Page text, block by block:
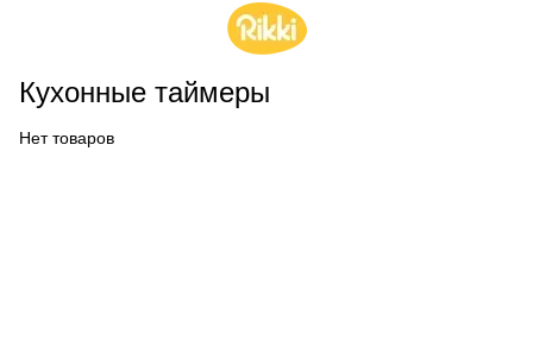
Кухонные таймеры
Нет товаров